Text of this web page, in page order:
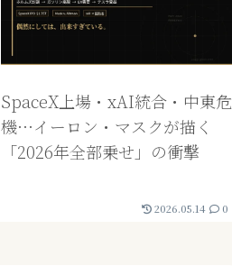
SpaceX上場・xAI統合・中東危
機…イーロン・マスクが描く
「2026年全部乗せ」の衝撃
2026.05.14 0